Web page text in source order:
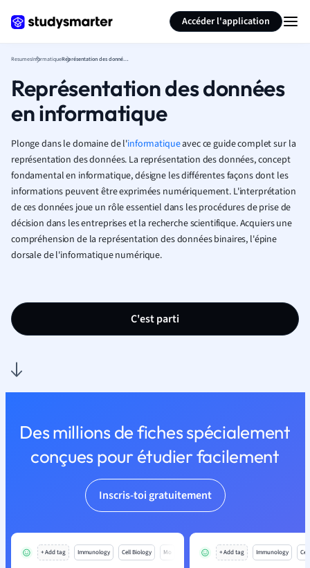
Accéder l'application
ResumesInformatique Représentation des données en informatique
Représentation des données
en informatique
Plonge dans le domaine de l'informatiqueavec ce guide complet sur la
représentation des données. La représentation des données, concept
fondamental en informatique, désigne les différentes façons dont les
informations peuvent être exprimées numériquement. L'interprétation
de ces données joue un rôle essentiel dans les procédures de prise de
décision dans les entreprises et la recherche scientifique. Acquiers une
compréhension de la représentation des données binaires, l'épine
dorsale de l'informatique numérique.
C'est parti
Des millions de fiches spécialement
conçues pour étudier facilement
Inscris-toi gratuitement
+ Add tag Immunology Cell Biology Mo + Add tag Immunology
Résumer la page